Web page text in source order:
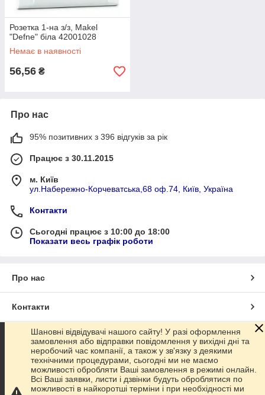
Розетка 1-на з/з, Makel
"Defne" біла 42001028
Немає в наявності
56,56 ₴
Про нас
95% позитивних з 396 відгуків за рік
Працює з 30.11.2015
м. Київ
ул.Набережно-Корчеватська,68 оф.74, Київ, Україна
Контакти
Сьогодні працює з 10:00 до 18:00
Показати весь графік роботи
Про нас
Контакти
Доставка та оплата
Графік роботи
Шановні відвідувачі нашого сайту! У разі оформлення
замовлення або відправки повідомлення у вихідні дні та
неробочий час компанії, а також у зв'язку з деякими
технічними процедурами, сьогодні ми не маємо
можливості обробляти Ваші замовлення в режимі онлайн.
Всі Ваші заявки, листи і дзвінки будуть оброблятися по
можливості в найкоротші терміни і при необхідності ми